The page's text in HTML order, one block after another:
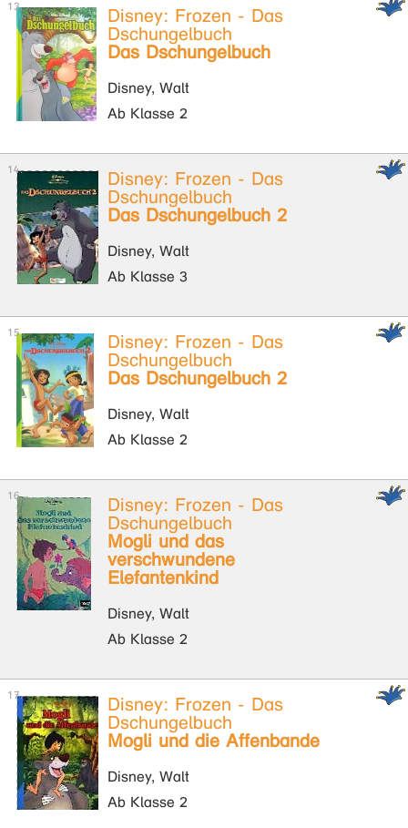
Disney: Frozen - Das
Dschungelbuch
Das Dschungelbuch
Disney, Walt
Ab Klasse 2
Disney: Frozen - Das
Dschungelbuch
Das Dschungelbuch 2
Disney, Walt
Ab Klasse 3
Disney: Frozen - Das
Dschungelbuch
Das Dschungelbuch 2
Disney, Walt
Ab Klasse 2
Disney: Frozen - Das
Dschungelbuch
Mogli und das
verschwundene
Elefantenkind
Disney, Walt
Ab Klasse 2
Disney: Frozen - Das
Dschungelbuch
Mogli und die Affenbande
Disney, Walt
Ab Klasse 2